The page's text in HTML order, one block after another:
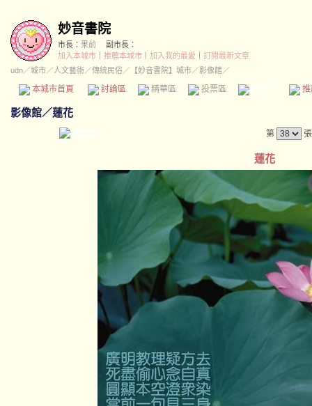
妙音書院
市長： 果前
副市長：
加入本城市
推薦本城市 加入我的最愛
訂閱最新文章
udn／城市／人文藝術／傳統民俗／ 【妙音書院】城市／影像館／
本城市首頁 討論區 精華區 投票區 影像館
影像館／蓮花
第
蓮花